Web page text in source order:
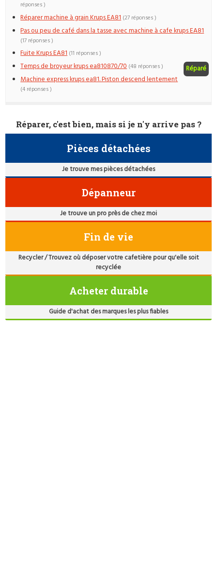
réponses )
Réparer machine à grain Krups EA81 (27 réponses )
Pas ou peu de café dans la tasse avec machine à cafe krups EA81
(17 réponses )
Fuite Krups EA81 (11 réponses )
Temps de broyeur krups ea810870/70 Réparé
(48 réponses )
Machine express krups ea81. Piston descend lentement
(4 réponses )
Réparer, c'est bien, mais si je n'y arrive pas ?
Pièces détachées
Je trouve mes pièces détachées
Dépanneur
Je trouve un pro près de chez moi
Fin de vie
Recycler / Trouvez où déposer votre cafetière pour qu'elle soit
recyclée
Acheter durable
Guide d'achat des marques les plus fiables